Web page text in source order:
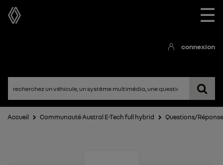
☰
connexion
Accueil Communauté Austral E-Tech full hybrid Questions/